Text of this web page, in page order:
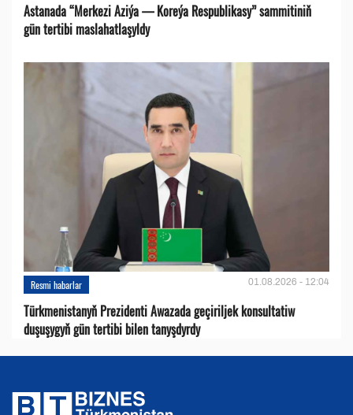
Astanada “Merkezi Aziýa — Koreýa Respublikasy” sammitiniň
gün tertibi maslahatlaşyldy
Resmi habarlar 01.08.2026 - 12:04
Türkmenistanyň Prezidenti Awazada geçiriljek konsultatiw
duşuşygyň gün tertibi bilen tanyşdyrdy